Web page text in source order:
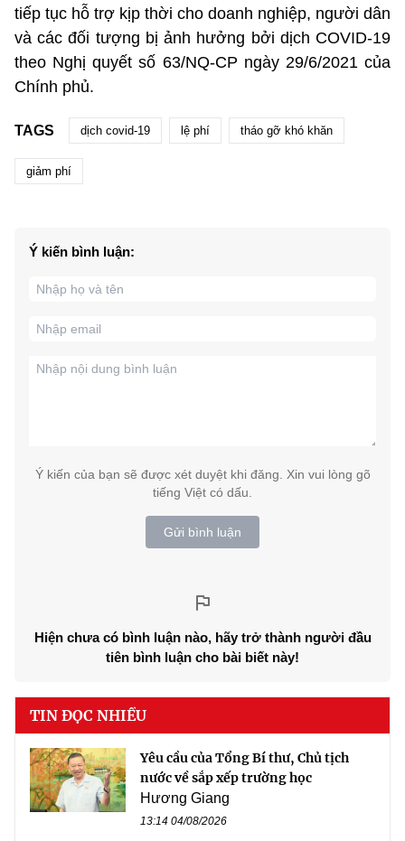
tiếp tục hỗ trợ kịp thời cho doanh nghiệp, người dân
và các đối tượng bị ảnh hưởng bởi dịch COVID-19
theo Nghị quyết số 63/NQ-CP ngày 29/6/2021 của
Chính phủ.
TAGS dịch covid-19 lệ phí tháo gỡ khó khăn
giảm phí
Ý kiến bình luận:
Ý kiến của bạn sẽ được xét duyệt khi đăng. Xin vui lòng gõ
tiếng Việt có dấu.
Gửi bình luận
Hiện chưa có bình luận nào, hãy trở thành người đầu
tiên bình luận cho bài biết này!
TIN ĐỌC NHIỀU
Yêu cầu của Tổng Bí thư, Chủ tịch
nước về sắp xếp trường học
Hương Giang
13:14 04/08/2026